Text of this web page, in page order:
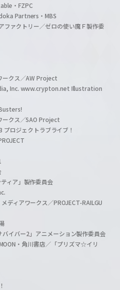
・FZPC
Partners・MBS
ァクトリー／ゼロの使い魔Ｆ製作委
ークス／AW Project
Inc. www.crypton.net Illustration
ークス／SAO Project
ロジェクトラブライブ！
ィア」製作委員会
ディアワークス／PROJECT-RAILGU
イバー2」アニメーション製作委員会
・角川書店／「プリズマ☆イリ